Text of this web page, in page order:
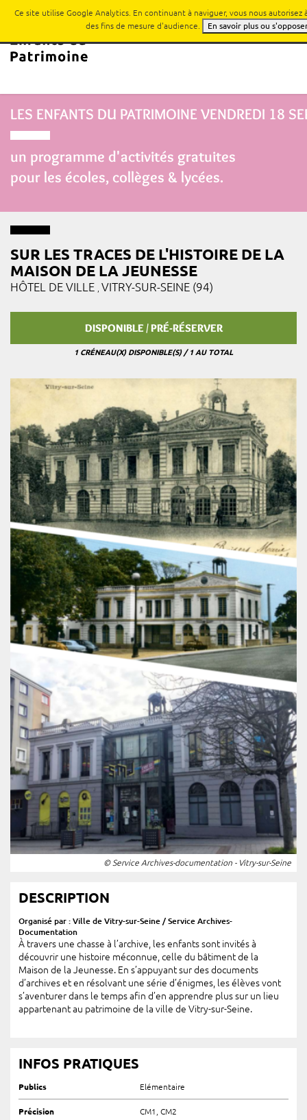
LES ENFANTS DU PATRIMOINE VENDREDI 18
un programme d'activités gratuites
pour les écoles, collèges & lycées.
SUR LES TRACES DE L'HISTOIRE DE LA
MAISON DE LA JEUNESSE
HÔTEL DE VILLE VITRY-SUR-SEINE (94)
DISPONIBLE / PRÉ-RÉSERVER
1 CRÉNEAU(X) DISPONIBLE(S) / 1 AU TOTAL
© Service Archives-documentation - Vitry-sur-Seine
DESCRIPTION
Organisé par : Ville de Vitry-sur-Seine / Service Archives-
Documentation
À travers une chasse à l’archive, les enfants sont invités à
découvrir une histoire méconnue, celle du bâtiment de la
Maison de la Jeunesse. En s’appuyant sur des documents
d’archives et en résolvant une série d’énigmes, les élèves vont
s’aventurer dans le temps afin d’en apprendre plus sur un lieu
appartenant au patrimoine de la ville de Vitry-sur-Seine.
INFOS PRATIQUES
Publics Elémentaire
Précision CM1, CM2
Ce site utilise Google Analytics. En continuant à naviguer, vous nous autorisez
des fins de mesure d'audience.
En savoir plus ou